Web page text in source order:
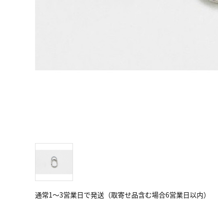
通常1～3営業日で発送（取寄せ品含む場合6営業日以内）